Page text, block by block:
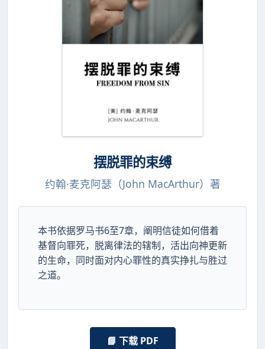
摆脱罪的束缚
约翰·麦克阿瑟（John MacArthur）著
本书依据罗马书6至7章，阐明信徒如何借着
基督向罪死，脱离律法的辖制，活出向神更新
的生命，同时面对内心罪性的真实挣扎与胜过
之道。
📘 下载 PDF